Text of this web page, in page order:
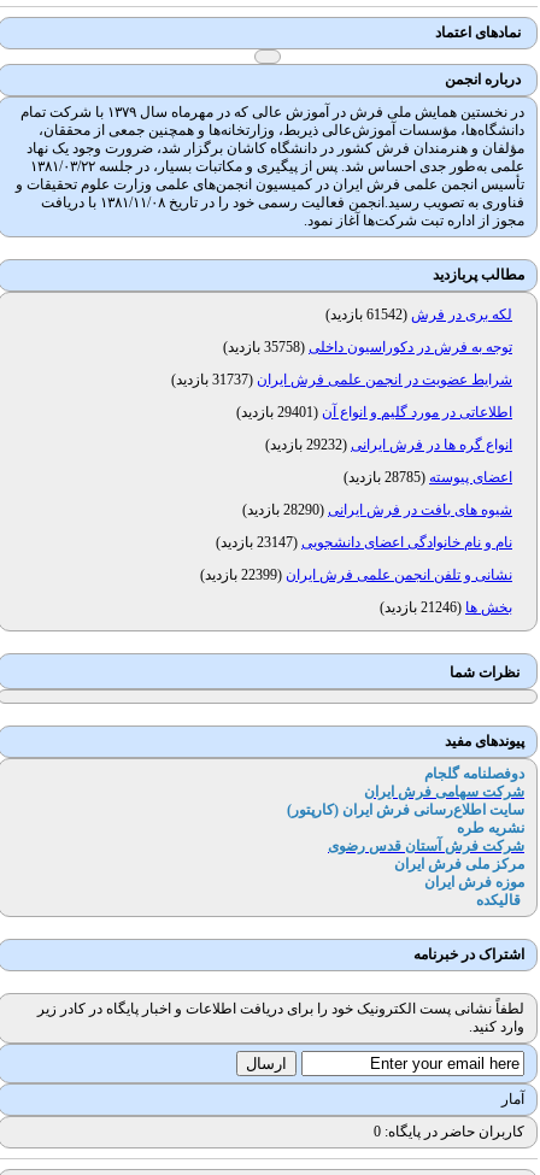
نمادهای اعتماد
درباره انجمن
در نخستین همایش ملی فرش در آموزش عالی که در مهرماه سال ۱۳۷۹ با شرکت تمام
دانشگاه‌ها، مؤسسات آموزش‌عالی ذیربط، وزارتخانه‌ها و همچنین جمعی از محققان،
مؤلفان و هنرمندان فرش کشور در دانشگاه کاشان برگزار شد، ضرورت وجود یک نهاد
علمی به‌طور جدی احساس شد. پس از پیگیری و مکاتبات بسیار، در جلسه ۱۳۸۱/۰۳/۲۲
تأسیس انجمن علمی فرش ایران در کمیسیون انجمن‌های علمی وزارت علوم تحقیقات و
فناوری به تصویب رسید.انجمن فعالیت رسمی خود را در تاریخ ۱۳۸۱/۱۱/۰۸ با دریافت
مجوز از اداره تبت شرکت‌ها آغاز نمود.
مطالب پربازدید
لکه بری در فرش( 61542 بازدید
)
توجه به فرش در دکوراسیون داخلی( 35758 بازدید
)
شرایط عضویت در انجمن علمی فرش ایران (31737 بازدید
)
اطلاعاتی در مورد گلیم و انواع آن (29401 بازدید
)
انواع گره ها در فرش ایرانی( 29232 بازدید
)
اعضای پیوسته(28785 بازدید
)
شیوه های بافت در فرش ایرانی( 28290 بازدید
)
نام و نام خانوادگی اعضای دانشجویی( 23147 بازدید
)
نشانی و تلفن انجمن علمی فرش ایران (22399 بازدید
)
بخش ها (21246 بازدید )
نظرات شما
پیوندهای مفید
دوفصلنامه گلجام
شرکت سهامی فرش ایران
سایت اطلاع‌رسانی فرش ایران (کارپتور)
نشریه طره
شرکت فرش آستان قدس رضوی
مرکز ملی فرش ایران
موزه فرش ایران
قالیکده
اشتراک در خبرنامه
لطفاً نشانی پست الکترونیک خود را برای دریافت اطلاعات و اخبار پایگاه در کادر زیر
وارد کنید.
آمار
کاربران حاضر در پایگاه: 0